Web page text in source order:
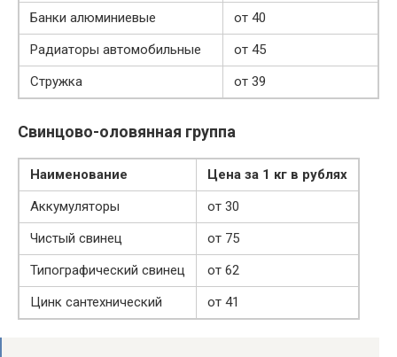
Банки алюминиевые
от 40
Радиаторы автомобильные
от 45
Стружка
от 39
Свинцово-оловянная группа
Наименование
Цена за 1 кг в рублях
Аккумуляторы
от 30
Чистый свинец
от 75
Типографический свинец
от 62
Цинк сантехнический
от 41